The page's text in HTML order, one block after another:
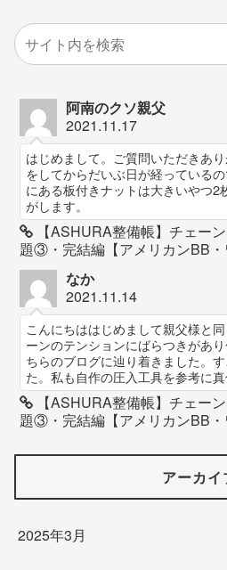
阿南のクソ親父
2021.11.17
はじめまして。ご質問いただきあ
をしてからだいぶ日が経っている
にある板付きナットは大きいやつ2
がします。
【ASHURA整備帳】チェー
題③・完結編【アメリカンBB・
なか
2021.11.14
こんにちははじめまして親父様と
ーンのテンションにばらつきがあ
ちらのブログに辿り着きました。
た。私も自作の圧入工具を参考に
【ASHURA整備帳】チェー
題③・完結編【アメリカンBB・
アーカイ
2025年3月